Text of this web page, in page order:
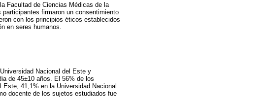
Facultad de Ciencias Médicas de la
firmaron un consentimiento
con los principios éticos establecidos
en seres humanos.
Nacional del Este y
de 45±10 años. El 56% de los
41,1% en la Universidad Nacional
docente de los sujetos estudiados fue